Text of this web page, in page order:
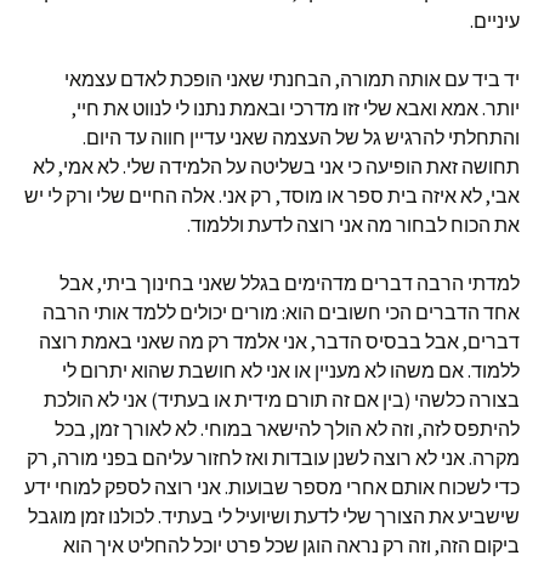
עיניים.
יד ביד עם אותה תמורה, הבחנתי שאני הופכת לאדם עצמאי
יותר. אמא ואבא שלי זזו מדרכי ובאמת נתנו לי לנווט את חיי,
והתחלתי להרגיש גל של העצמה שאני עדיין חווה עד היום.
תחושה זאת הופיעה כי אני בשליטה על הלמידה שלי. לא אמי, לא
אבי, לא איזה בית ספר או מוסד, רק אני. אלה החיים שלי ורק לי יש
את הכוח לבחור מה אני רוצה לדעת וללמוד.
למדתי הרבה דברים מדהימים בגלל שאני בחינוך ביתי, אבל
אחד הדברים הכי חשובים הוא: מורים יכולים ללמד אותי הרבה
דברים, אבל בבסיס הדבר, אני אלמד רק מה שאני באמת רוצה
ללמוד. אם משהו לא מעניין או אני לא חושבת שהוא יתרום לי
בצורה כלשהי (בין אם זה תורם מידית או בעתיד) אני לא הולכת
להיתפס לזה, וזה לא הולך להישאר במוחי. לא לאורך זמן, בכל
מקרה. אני לא רוצה לשנן עובדות ואז לחזור עליהם בפני מורה, רק
כדי לשכוח אותם אחרי מספר שבועות. אני רוצה לספק למוחי ידע
שישביע את הצורך שלי לדעת ושיועיל לי בעתיד. לכולנו זמן מוגבל
ביקום הזה, וזה רק נראה הוגן שכל פרט יוכל להחליט איך הוא